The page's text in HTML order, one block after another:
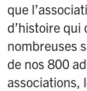
que
d’histoire qui
nombreuses
de nos 800
associations,